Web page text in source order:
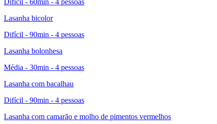
Lasanha bicolor
Difícil - 90min - 4 pessoas
Lasanha bolonhesa
Média - 30min - 4 pessoas
Lasanha com bacalhau
Difícil - 90min - 4 pessoas
Lasanha com camarão e molho de pimentos vermelhos